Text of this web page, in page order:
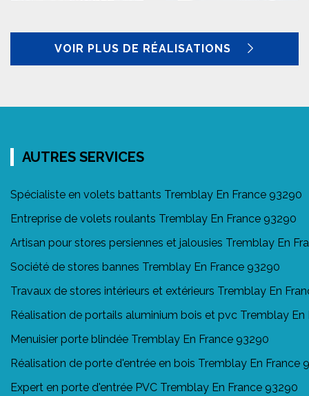
VOIR PLUS DE RÉALISATIONS
AUTRES SERVICES
Spécialiste en volets battants Tremblay En France 93290
Entreprise de volets roulants Tremblay En France 93290
Artisan pour stores persiennes et jalousies Tremblay En
Société de stores bannes Tremblay En France 93290
Travaux de stores intérieurs et extérieurs Tremblay En
Réalisation de portails aluminium bois et pvc Tremblay En
Menuisier porte blindée Tremblay En France 93290
Réalisation de porte d'entrée en bois Tremblay En France
Expert en porte d'entrée PVC Tremblay En France 93290